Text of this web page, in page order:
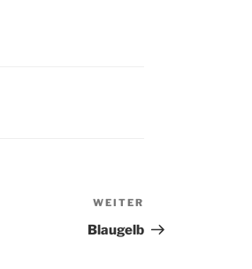
Beitrag
WEITER
Blaugelb